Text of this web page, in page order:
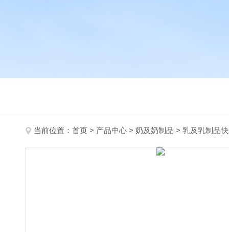
当前位置： 首页 > 产品中心 > 奶及奶制品 > 乳及乳制品